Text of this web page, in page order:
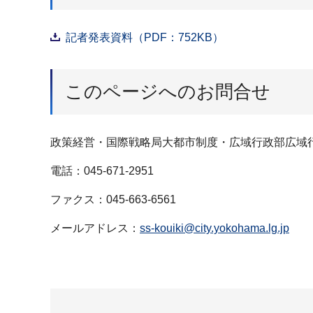
記者発表資料（PDF：752KB）
このページへのお問合せ
政策経営・国際戦略局大都市制度・広域行政部広域
電話：045-671-2951
ファクス：045-663-6561
メールアドレス： ss-kouiki@city.yokohama.lg.jp